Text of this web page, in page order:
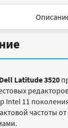
Latitude 3520
Intel 11
частоты